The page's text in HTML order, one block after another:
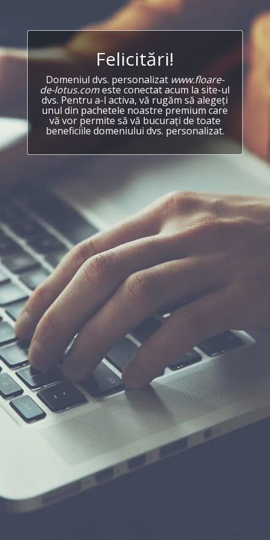
Felicitări!
Domeniul dvs. personalizat www.floare-
de-lotus.comeste conectat acum la site-ul
dvs. Pentru a-l activa, vă rugăm să alegeți
unul din pachetele noastre premium care
vă vor permite să vă bucurați de toate
beneficiile domeniului dvs. personalizat.